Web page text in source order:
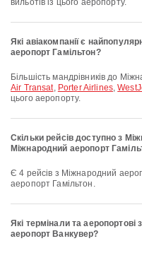
вильотів із цього аеропорту.
Які авіакомпанії є
аеропорт Гамільтон?
Більшість мандрівників до
Air Transat, Porter Airlines,
цього аеропорту.
Скільки рейсів доступно з
Міжнародний аеропорт
Є 4 рейсів з Міжнародний аеропорт Ванкувер до Міжнародний
аеропорт Гамільтон.
Які термінали та аеропортові
аеропорт Ванкувер?